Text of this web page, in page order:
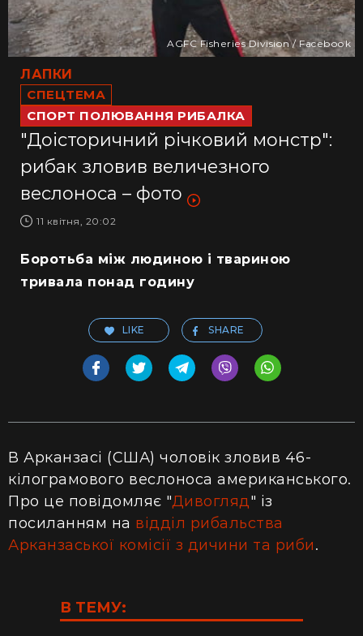
ЛАПКИ
СПЕЦТЕМА
СПОРТ ПОЛЮВАННЯ РИБАЛКА
"Доісторичний річковий монстр":
рибак зловив величезного
веслоноса – фото
11 квітня, 20:02
AGFC Fisheries Division / Facebook
Боротьба між людиною і твариною
тривала понад годину
LIKE SHARE
В Арканзасі (США) чоловік зловив 46-
кілограмового веслоноса американського.
Про це повідомляє "Дивогляд" із
посиланням на відділ рибальства
Арканзаської комісії з дичини та риби.
В ТЕМУ: